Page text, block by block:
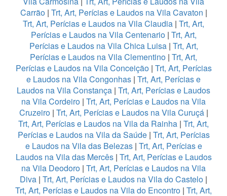
Carrão| Trt, Art, Perícias e Laudos na Vila Cavaton |
Trt, Art, Perícias e Laudos na Vila Claudia | Trt, Art,
Perícias e Laudos na Vila Centenario| Trt, Art,
Perícias e Laudos na Vila Chica Luisa | Trt, Art,
Perícias e Laudos na Vila Clementino | Trt, Art,
Perícias e Laudos na Vila Conceição| Trt, Art, Perícias
e Laudos na Vila Congonhas | Trt, Art, Perícias e
Laudos na Vila Constança | Trt, Art, Perícias e Laudos
na Vila Cordeiro | Trt, Art, Perícias e Laudos na Vila
Cruzeiro | Trt, Art, Perícias e Laudos na Vila Curuçá |
Trt, Art, Perícias e Laudos na Vila da Rainha | Trt, Art,
Perícias e Laudos na Vila da Saúde| Trt, Art, Perícias
e Laudos na Vila das Belezas| Trt, Art, Perícias e
Laudos na Vila das Mercês| Trt, Art, Perícias e Laudos
na Vila Deodoro | Trt, Art, Perícias e Laudos na Vila
Diva | Trt, Art, Perícias e Laudos na Vila do Castelo |
Trt, Art, Perícias e Laudos na Vila do Encontro | Trt, Art,